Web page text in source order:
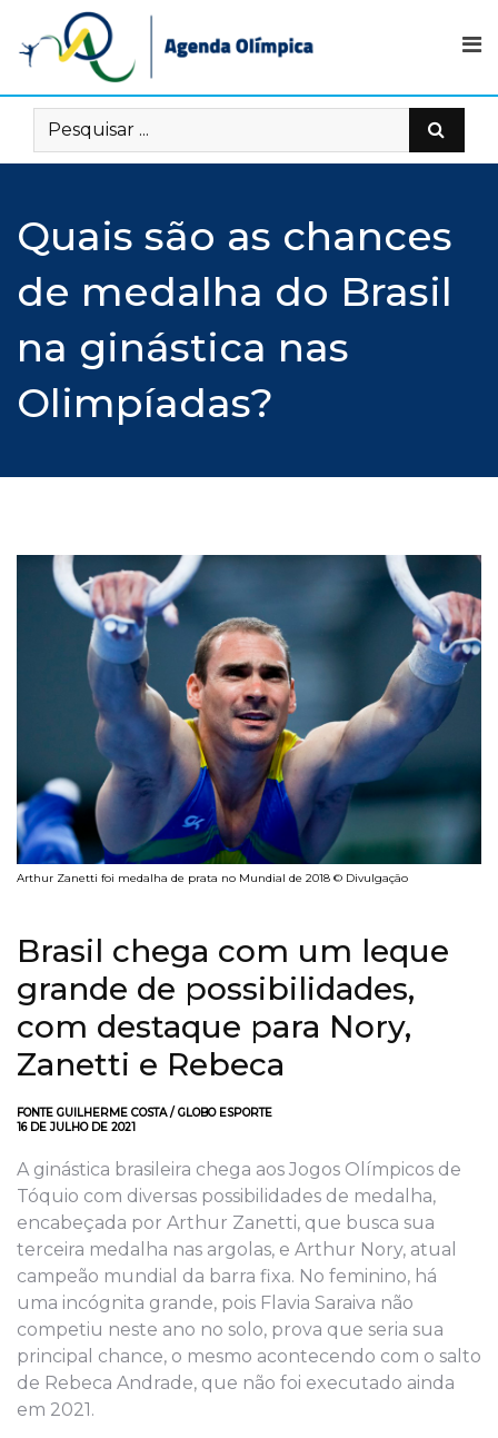
content
Quais são as chances
de medalha do Brasil
na ginástica nas
Olimpíadas?
Arthur Zanetti foi medalha de prata no Mundial de 2018 © Divulgação
Brasil chega com um leque
grande de possibilidades,
com destaque para Nory,
Zanetti e Rebeca
FONTE GUILHERME COSTA / GLOBO ESPORTE
16 DE JULHO DE 2021
A ginástica brasileira chega aos Jogos Olímpicos de
Tóquio com diversas possibilidades de medalha,
encabeçada por Arthur Zanetti, que busca sua
terceira medalha nas argolas, e Arthur Nory, atual
campeão mundial da barra fixa. No feminino, há
uma incógnita grande, pois Flavia Saraiva não
competiu neste ano no solo, prova que seria sua
principal chance, o mesmo acontecendo com o salto
de Rebeca Andrade, que não foi executado ainda
em 2021.